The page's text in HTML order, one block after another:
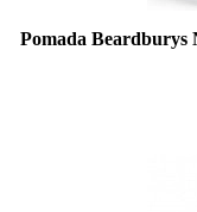
Pomada Beardburys